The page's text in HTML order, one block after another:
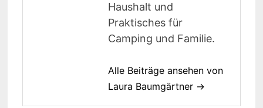
Haushalt und
Praktisches für
Camping und Familie.
Alle Beiträge ansehen von
Laura Baumgärtner →